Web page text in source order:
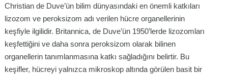
Christian de Duve’ün bilim dünyasındaki en önemli katkıları
lizozom ve peroksizom adı verilen hücre organellerinin
keşfiyle ilgilidir. Britannica, de Duve’ün 1950’lerde lizozomları
keşfettiğini ve daha sonra peroksizom olarak bilinen
organellerin tanımlanmasına katkı sağladığını belirtir. Bu
keşifler, hücreyi yalnızca mikroskop altında görülen basit bir